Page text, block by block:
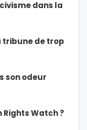
dans la
tribune de trop
son odeur
Rights Watch ?